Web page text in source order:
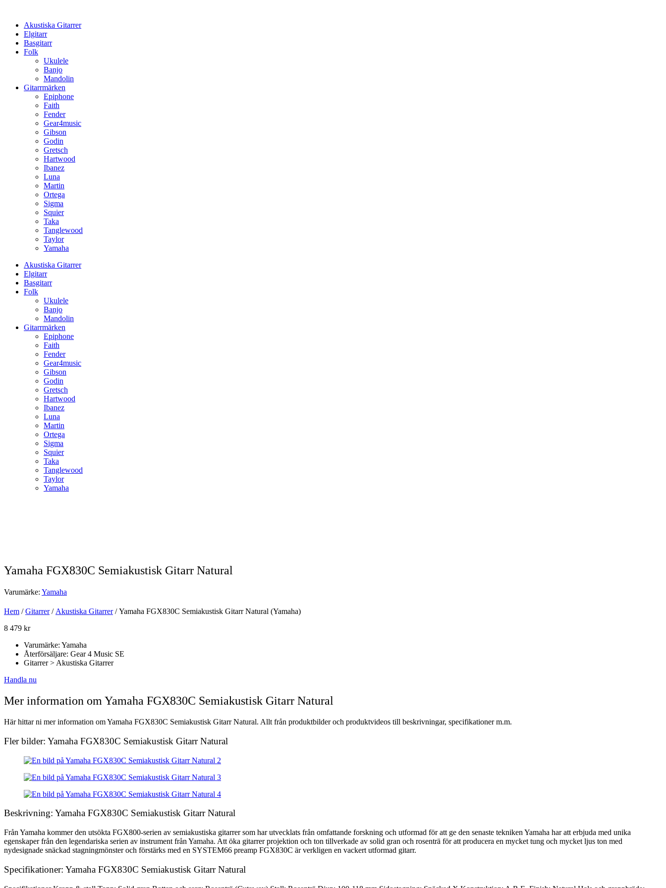
innehållAkustiska Gitarrer
Elgitarr
Basgitarr
Folk
Ukulele
Banjo
Mandolin
Gitarrmärken
Epiphone
Faith
Fender
Gear4music
Gibson
Godin
Gretsch
Hartwood
Ibanez
Luna
Martin
Ortega
Sigma
Squier
Taka
Tanglewood
Taylor
Yamaha
Akustiska Gitarrer
Elgitarr
Basgitarr
Folk
Ukulele
Banjo
Mandolin
Gitarrmärken
Epiphone
Faith
Fender
Gear4music
Gibson
Godin
Gretsch
Hartwood
Ibanez
Luna
Martin
Ortega
Sigma
Squier
Taka
Tanglewood
Taylor
Yamaha
Yamaha FGX830C Semiakustisk Gitarr Natural
Varumärke: Yamaha
Hem /Gitarrer/Akustiska Gitarrer/ Yamaha FGX830C Semiakustisk Gitarr Natural (Yamaha)
8 479 kr
Varumärke: Yamaha
Återförsäljare: Gear 4 Music SE
Gitarrer > Akustiska Gitarrer
Handla nu
Mer information om Yamaha FGX830C Semiakustisk Gitarr Natural
Här hittar ni mer information om Yamaha FGX830C Semiakustisk Gitarr Natural. Allt från produktbilder och produktvideos till beskrivningar, specifikationer m.m.
Fler bilder: Yamaha FGX830C Semiakustisk Gitarr Natural
Beskrivning: Yamaha FGX830C Semiakustisk Gitarr Natural
Från Yamaha kommer den utsökta FGX800-serien av semiakustiska gitarrer som har utvecklats från omfattande forskning och utformad för att ge den senaste tekniken Yamaha har att erbjuda med unika
egenskaper från den legendariska serien av instrument från Yamaha. Att öka gitarrer projektion och ton tillverkade av solid gran och rosenträ för att producera en mycket tung och mycket ljus ton med
nydesignade snäckad stagningmönster och förstärks med en SYSTEM66 preamp FGX830C är verkligen en vackert utformad gitarr.
Specifikationer: Yamaha FGX830C Semiakustisk Gitarr Natural